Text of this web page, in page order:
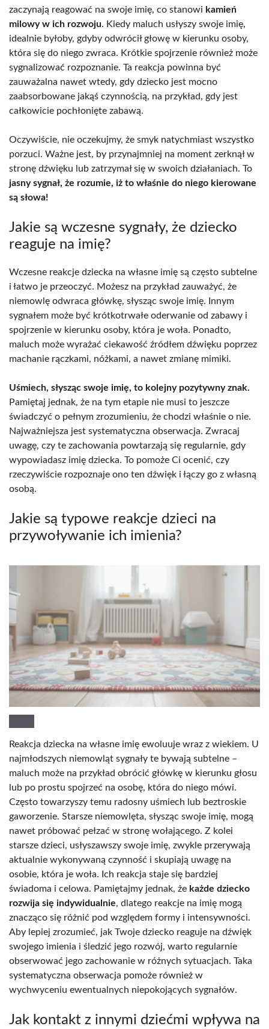
zaczynają reagować na swoje imię, co stanowi kamień
milowy w ich rozwoju. Kiedy maluch usłyszy swoje imię,
idealnie byłoby, gdyby odwrócił głowę w kierunku osoby,
która się do niego zwraca. Krótkie spojrzenie również może
sygnalizować rozpoznanie. Ta reakcja powinna być
zauważalna nawet wtedy, gdy dziecko jest mocno
zaabsorbowane jakąś czynnością, na przykład, gdy jest
całkowicie pochłonięte zabawą.
Oczywiście, nie oczekujmy, że smyk natychmiast wszystko
porzuci. Ważne jest, by przynajmniej na moment zerknął w
stronę dźwięku lub zatrzymał się w swoich działaniach. To
jasny sygnał, że rozumie, iż to właśnie do niego kierowane
są słowa!
Jakie są wczesne sygnały, że dziecko
reaguje na imię?
Wczesne reakcje dziecka na własne imię są często subtelne
i łatwo je przeoczyć. Możesz na przykład zauważyć, że
niemowlę odwraca główkę, słysząc swoje imię. Innym
sygnałem może być krótkotrwałe oderwanie od zabawy i
spojrzenie w kierunku osoby, która je woła. Ponadto,
maluch może wyrażać ciekawość źródłem dźwięku poprzez
machanie rączkami, nóżkami, a nawet zmianę mimiki.
Uśmiech, słysząc swoje imię, to kolejny pozytywny znak.
Pamiętaj jednak, że na tym etapie nie musi to jeszcze
świadczyć o pełnym zrozumieniu, że chodzi właśnie o nie.
Najważniejsza jest systematyczna obserwacja. Zwracaj
uwagę, czy te zachowania powtarzają się regularnie, gdy
wypowiadasz imię dziecka. To pomoże Ci ocenić, czy
rzeczywiście rozpoznaje ono ten dźwięk i łączy go z własną
osobą.
Jakie są typowe reakcje dzieci na
przywoływanie ich imienia?
Reakcja dziecka na własne imię ewoluuje wraz z wiekiem. U
najmłodszych niemowląt sygnały te bywają subtelne –
maluch może na przykład obrócić główkę w kierunku głosu
lub po prostu spojrzeć na osobę, która do niego mówi.
Często towarzyszy temu radosny uśmiech lub beztroskie
gaworzenie. Starsze niemowlęta, słysząc swoje imię, mogą
nawet próbować pełzać w stronę wołającego. Z kolei
starsze dzieci, usłyszawszy swoje imię, zwykle przerywają
aktualnie wykonywaną czynność i skupiają uwagę na
osobie, która je woła. Ich reakcja staje się bardziej
świadoma i celowa. Pamiętajmy jednak, że każde dziecko
rozwija się indywidualnie, dlatego reakcje na imię mogą
znacząco się różnić pod względem formy i intensywności.
Aby lepiej zrozumieć, jak Twoje dziecko reaguje na dźwięk
swojego imienia i śledzić jego rozwój, warto regularnie
obserwować jego zachowanie w różnych sytuacjach. Taka
systematyczna obserwacja pomoże również w
wychwyceniu ewentualnych niepokojących sygnałów.
Jak kontakt z innymi dziećmi wpływa na